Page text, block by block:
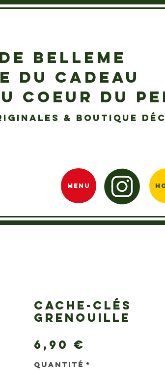
BELLEME
DU CADEAU
COEUR DU
& boutique
MENU
CACHE-CLÉS
GRENOUILLE
6,90 €
Quantité *